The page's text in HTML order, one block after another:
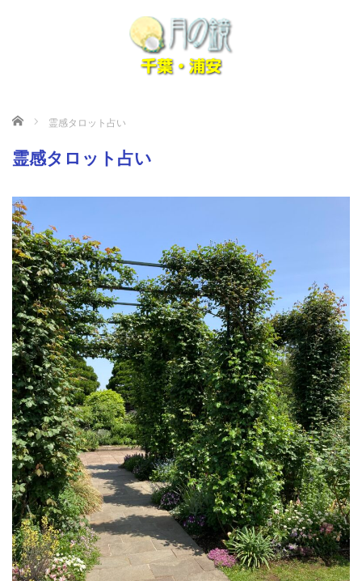
ホーム 霊感タロット占い
霊感タロット占い